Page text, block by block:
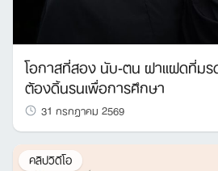
โอกาสที่สอง นับ-ตน ฝาแฝดที่ม
ต้องดิ้นรนเพื่อการศึกษา
31 กรกฎาคม 2569
คลิปวิดีโอ